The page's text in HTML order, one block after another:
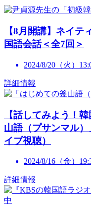
【8月開講】ネイ
国語会話＜全7回＞
2024/8/20（火）
詳細情報
【話してみよう！
山語（プサンマル
イブ視聴）
2024/8/16（金）
詳細情報
中